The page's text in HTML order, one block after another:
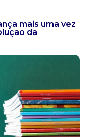
mais uma vez
da